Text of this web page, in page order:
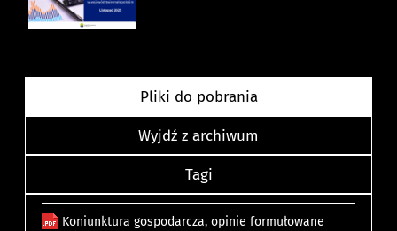
Pliki do pobrania
Wyjdź z archiwum
Tagi
Koniunktura gospodarcza, opinie formułowane